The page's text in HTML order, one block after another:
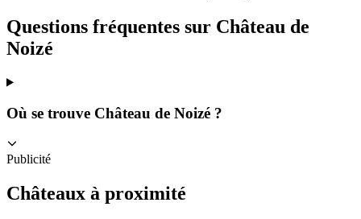
Questions fréquentes sur Château de
Noizé
Où se trouve Château de Noizé ?
Publicité
Châteaux à proximité